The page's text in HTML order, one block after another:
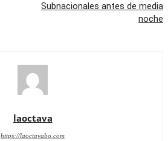
Subnacionales antes de media
noche
laoctava
https://laoctavabo.com